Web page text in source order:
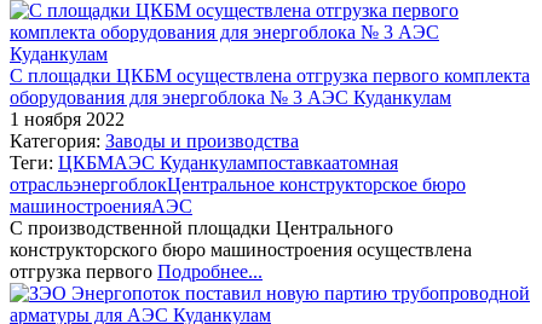
С площадки ЦКБМ осуществлена отгрузка первого комплекта
оборудования для энергоблока № 3 АЭС Куданкулам
1 ноября 2022
Категория: Заводы и производства
Теги: ЦКБМАЭС Куданкулампоставкаатомная
отрасльэнергоблокЦентральное конструкторское бюро
машиностроенияАЭС
С производственной площадки Центрального
конструкторского бюро машиностроения осуществлена
отгрузка первого Подробнее...